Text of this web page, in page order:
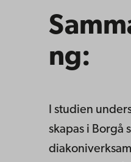
ng:
I studien
skapas i Borgå